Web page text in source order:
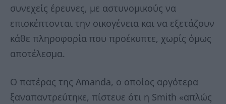
συνεχείς έρευνες, με αστυνομικούς να
επισκέπτονται την οικογένεια και να εξετάζουν
κάθε πληροφορία που προέκυπτε, χωρίς όμως
αποτέλεσμα.
Ο πατέρας της Amanda, ο οποίος αργότερα
ξαναπαντρεύτηκε, πίστευε ότι η Smith «απλώς